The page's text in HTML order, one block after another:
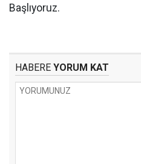
Başlıyoruz.
HABERE YORUM KAT